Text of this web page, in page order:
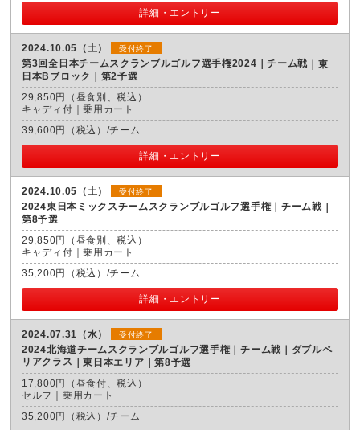
詳細・エントリー
2024.10.05（土） 受付終了
第3回全日本チームスクランブルゴルフ選手権2024｜チーム戦
東
日本Bブロック｜第2予選
29,850円（昼食別、税込）
キャディ付｜乗用カート
39,600円（税込）/チーム
詳細・エントリー
2024.10.05（土） 受付終了
2024東日本ミックスチームスクランブルゴルフ選手権｜チーム戦
第8予選
29,850円（昼食別、税込）
キャディ付｜乗用カート
35,200円（税込）/チーム
詳細・エントリー
2024.07.31（水） 受付終了
2024北海道チームスクランブルゴルフ選手権｜チーム戦｜ダブルペ
リアクラス
東日本エリア｜第8予選
17,800円（昼食付、税込）
セルフ｜乗用カート
35,200円（税込）/チーム